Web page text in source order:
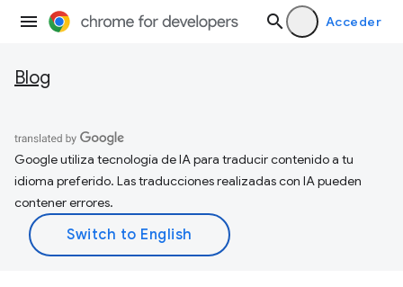
Acceder
Blog
Google utiliza tecnología de IA para traducir contenido a tu
idioma preferido. Las traducciones realizadas con IA pueden
contener errores.